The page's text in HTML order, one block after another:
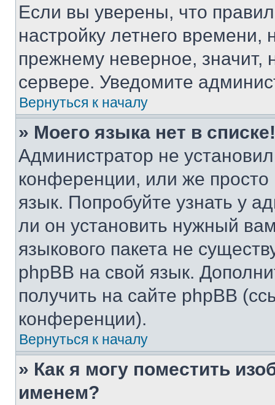
Если вы уверены, что
настройку летнего
прежнему неверное, значит,
сервере. Уведомите
Вернуться к началу
» Моего языка нет в списке!
Администратор не
конференции, или же
язык. Попробуйте узнать у
ли он установить нужный
языкового пакета не
phpBB на свой язык.
получить на сайте phpBB
конференции).
Вернуться к началу
» Как я могу поместить
именем?